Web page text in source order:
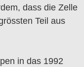
dass die Zelle
Teil aus
in das 1992